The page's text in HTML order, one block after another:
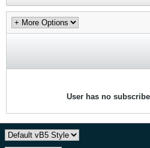
User has no